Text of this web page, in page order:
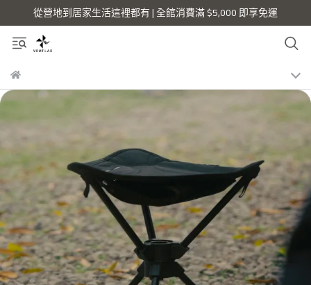
從營地到居家生活這裡都有 | 全館消費滿 $5,000 即享免運